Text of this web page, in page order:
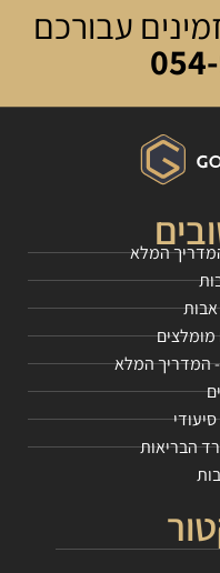
עבורכם
המלא
אבות
מומלצים
- המדריך המלא
הבריאות